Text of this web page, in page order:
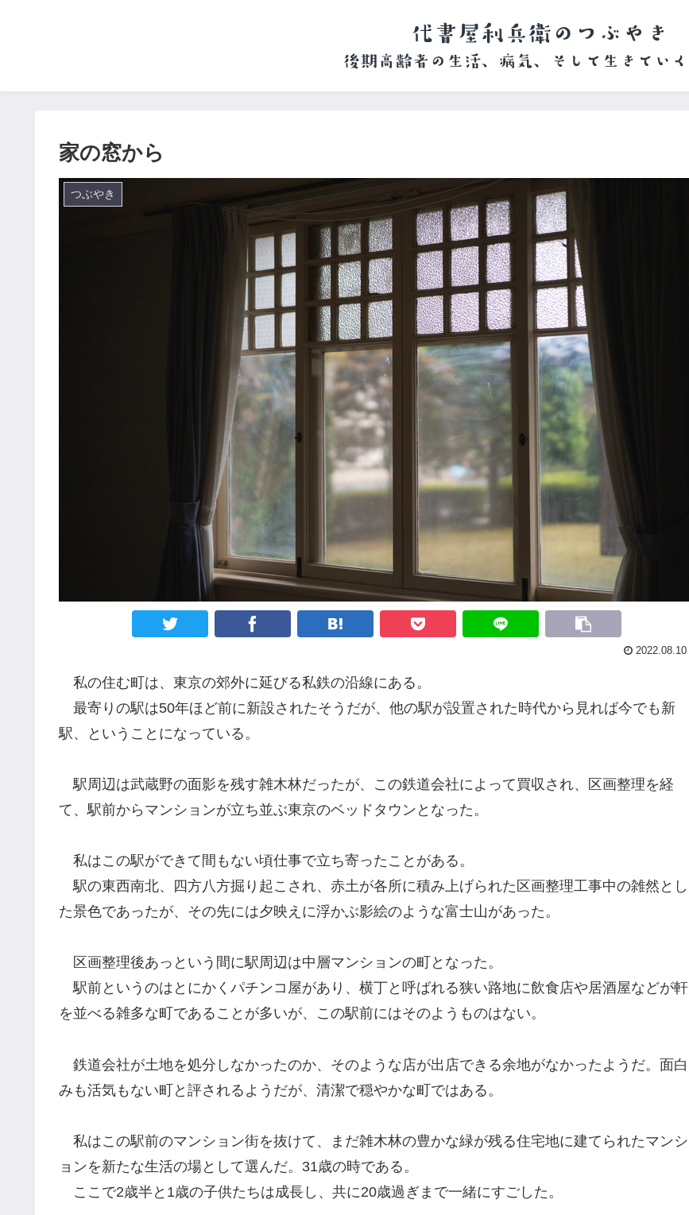
家の窓から
つぶやき
2022.08.10
私の住む町は、東京の郊外に延びる私鉄の沿線にある。
最寄りの駅は50年ほど前に新設されたそうだが、他の駅が設置された時代から見れば今でも新
駅、ということになっている。
駅周辺は武蔵野の面影を残す雑木林だったが、この鉄道会社によって買収され、区画整理を経
て、駅前からマンションが立ち並ぶ東京のベッドタウンとなった。
私はこの駅ができて間もない頃仕事で立ち寄ったことがある。
駅の東西南北、四方八方掘り起こされ、赤土が各所に積み上げられた区画整理工事中の雑然とし
た景色であったが、その先には夕映えに浮かぶ影絵のような富士山があった。
区画整理後あっという間に駅周辺は中層マンションの町となった。
駅前というのはとにかくパチンコ屋があり、横丁と呼ばれる狭い路地に飲食店や居酒屋などが軒
を並べる雑多な町であることが多いが、この駅前にはそのようものはない。
鉄道会社が土地を処分しなかったのか、そのような店が出店できる余地がなかったようだ。面白
みも活気もない町と評されるようだが、清潔で穏やかな町ではある。
私はこの駅前のマンション街を抜けて、まだ雑木林の豊かな緑が残る住宅地に建てられたマンシ
ョンを新たな生活の場として選んだ。31歳の時である。
ここで2歳半と1歳の子供たちは成長し、共に20歳過ぎまで一緒にすごした。